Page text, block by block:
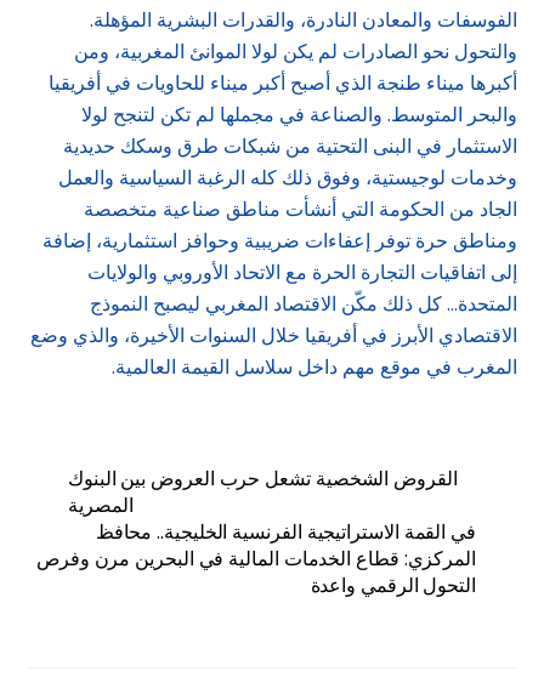
الفوسفات والمعادن النادرة، والقدرات البشرية المؤهلة.
والتحول نحو الصادرات لم يكن لولا الموانئ المغربية، ومن
أكبرها ميناء طنجة الذي أصبح أكبر ميناء للحاويات في أفريقيا
والبحر المتوسط. والصناعة في مجملها لم تكن لتنجح لولا
الاستثمار في البنى التحتية من شبكات طرق وسكك حديدية
وخدمات لوجيستية، وفوق ذلك كله الرغبة السياسية والعمل
الجاد من الحكومة التي أنشأت مناطق صناعية متخصصة
ومناطق حرة توفر إعفاءات ضريبية وحوافز استثمارية، إضافة
إلى اتفاقيات التجارة الحرة مع الاتحاد الأوروبي والولايات
المتحدة… كل ذلك مكّن الاقتصاد المغربي ليصبح النموذج
الاقتصادي الأبرز في أفريقيا خلال السنوات الأخيرة، والذي وضع
المغرب في موقع مهم داخل سلاسل القيمة العالمية.
القروض الشخصية تشعل حرب العروض بين البنوك
المصرية
في القمة الاستراتيجية الفرنسية الخليجية.. محافظ
المركزي: قطاع الخدمات المالية في البحرين مرن وفرص
التحول الرقمي واعدة